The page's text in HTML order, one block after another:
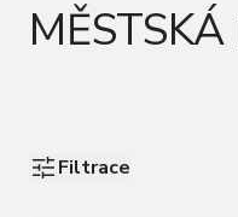
MĚSTSKÁ
Filtrace